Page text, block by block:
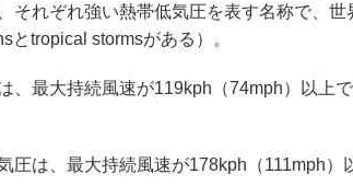
それぞれ強い熱帯低気圧を表す名称で、
tropical stormsがある）。
、最大持続風速が119kph（74mph）以上
圧は、最大持続風速が178kph（111mph）